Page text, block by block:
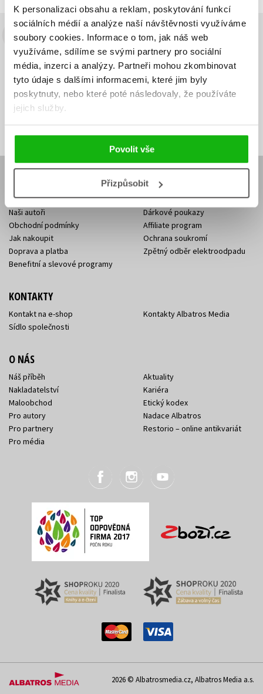
K personalizaci obsahu a reklam, poskytování funkcí
sociálních médií a analýze naší návštěvnosti využíváme
soubory cookies. Informace o tom, jak náš web
využíváme, sdílíme se svými partnery pro sociální
média, inzerci a analýzy. Partneři mohou zkombinovat
tyto údaje s dalšími informacemi, které jim byly
poskytnuty, nebo které poté následovaly, že používáte
jejich služby.
Povolit vše
Přizpůsobit
Budete to vědět jako první!
Zajímá Vás, jaký knižní hit právě vychází, na jaké zboží je výhodná
sleva, jaká běží soutěž o ceny? Přihlášením k odběru našich e-
mailových novinek
souhlasíte se zpracováním osobních údajů .
Vaše e-
adresa
Vaše e-
adresa
Aktuality
Naši autoři
Obchodní podmínky
Jak nakoupit
Doprava a platba
Benefitní a slevové programy
Knižní novinky
Dárkové poukazy
Affiliate program
Ochrana soukromí
Zpětný odběr elektroodpadu
KONTAKTY
Kontakt na e-shop
Sídlo společnosti
Kontakty Albatros Media
O NÁS
Náš příběh
Nakladatelství
Maloobchod
Pro autory
Pro partnery
Pro média
Aktuality
Kariéra
Etický kodex
Nadace Albatros
Restorio – online antikvariát
2026 © Albatrosmedia.cz, Albatros Media a.s.